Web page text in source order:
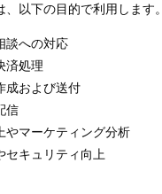
以下の目的で利用します。
談への対応
済処理
成および送付
信
やマーケティング分析
セキュリティ向上